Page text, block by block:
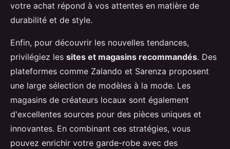
votre achat répond à vos attentes en matière de
durabilité et de style.
Enfin, pour découvrir les nouvelles tendances,
privilégiez les sites et magasins recommandés. Des
plateformes comme Zalando et Sarenza proposent
une large sélection de modèles à la mode. Les
magasins de créateurs locaux sont également
d'excellentes sources pour des pièces uniques et
innovantes. En combinant ces stratégies, vous
pouvez enrichir votre garde-robe avec des